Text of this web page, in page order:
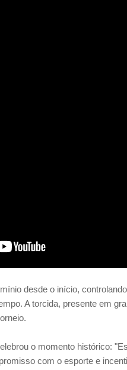
desde o início,
A torcida, presente em
o momento histórico:
com o esporte e